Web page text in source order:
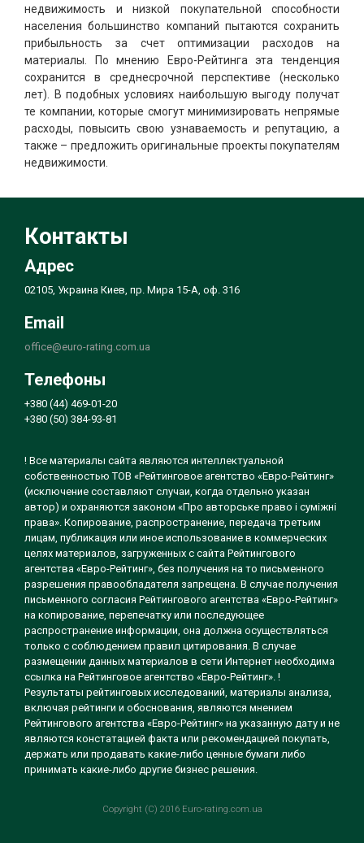
недвижимость и низкой покупательной способности
населения большинство компаний пытаются сохранить
прибыльность за счет оптимизации расходов на
материалы. По мнению Евро-Рейтинга эта тенденция
сохранится в среднесрочной перспективе (несколько
лет). В подобных условиях наибольшую выгоду получат
те компании, которые смогут минимизировать непрямые
расходы, повысить свою узнаваемость и репутацию, а
также – предложить оригинальные проекты покупателям
недвижимости.
Контакты
Адрес
02105, Украина Киев, пр. Мира 15-А, оф. 316
Email
office@euro-rating.com.ua
Телефоны
+380 (44) 469-01-20
+380 (50) 384-93-81
! Все материалы сайта являются интеллектуальной
собственностью ТОВ «Рейтинговое агентство «Евро-Рейтинг»
(исключение составляют случаи, когда отдельно указан
автор) и охраняются законом «Про авторське право і суміжні
права». Копирование, распространение, передача третьим
лицам, публикация или иное использование в коммерческих
целях материалов, загруженных с сайта Рейтингового
агентства «Евро-Рейтинг», без получения на то письменного
разрешения правообладателя запрещена. В случае получения
письменного согласия Рейтингового агентства «Евро-Рейтинг»
на копирование, перепечатку или последующее
распространение информации, она должна осуществляться
только с соблюдением правил цитирования. В случае
размещении данных материалов в сети Интернет необходима
ссылка на Рейтинговое агентство «Евро-Рейтинг». !
Результаты рейтинговых исследований, материалы анализа,
включая рейтинги и обоснования, являются мнением
Рейтингового агентства «Евро-Рейтинг» на указанную дату и не
являются констатацией факта или рекомендацией покупать,
держать или продавать какие-либо ценные бумаги либо
принимать какие-либо другие бизнес решения.
Copyright (C) 2016 Euro-rating.com.ua